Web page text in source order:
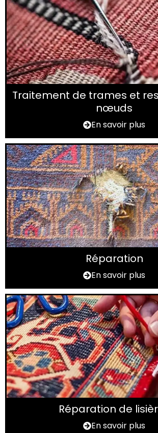
Traitement de trames et
nœuds
En savoir plus
Réparation
En savoir plus
Réparation de
En savoir plus